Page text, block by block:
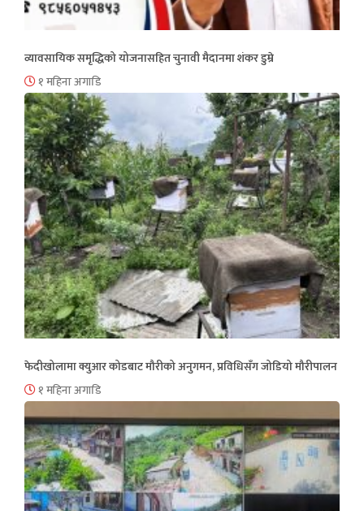
व्यावसायिक समृद्धिको योजनासहित चुनावी मैदानमा शंकर डुम्रे
१ महिना अगाडि
फेदीखोलामा क्युआर कोडबाट मौरीको अनुगमन, प्रविधिसँग जोडियो मौरीपालन
१ महिना अगाडि